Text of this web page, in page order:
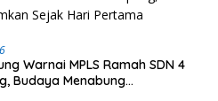
Warnai MPLS Ramah SDN 4
Budaya Menabung